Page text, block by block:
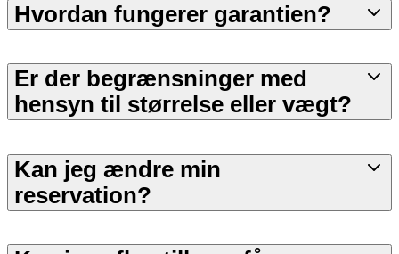
Hvordan fungerer garantien?
Er der begrænsninger med
hensyn til størrelse eller vægt?
Kan jeg ændre min
reservation?